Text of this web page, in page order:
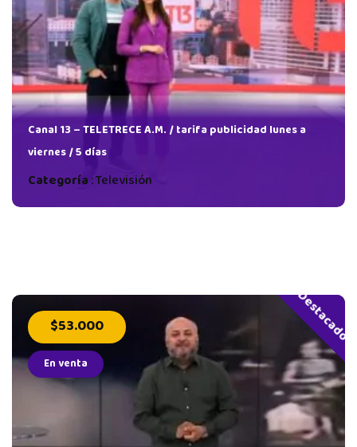
Canal 13 – TELETRECE A.M. / tarifa publicidad lunes a
viernes / 5 días
Categoría:Televisión
Destacado
$53.000
En venta